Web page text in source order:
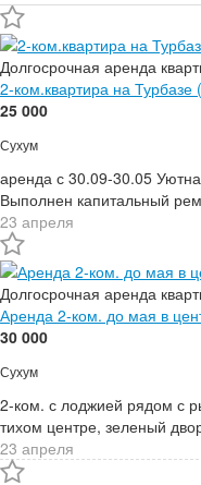
Долгосрочная аренда
2-ком.квартира на
25 000
Сухум
аренда с 30.09-30.05
Выполнен капитальный
23 апреля
Долгосрочная аренда
Аренда 2-ком. до мая в
30 000
Сухум
2-ком. с лоджией рядом с
тихом центре, зеленый
23 апреля